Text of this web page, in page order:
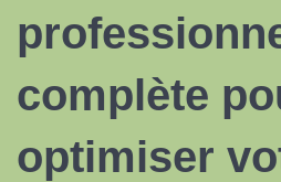
complète
optimiser